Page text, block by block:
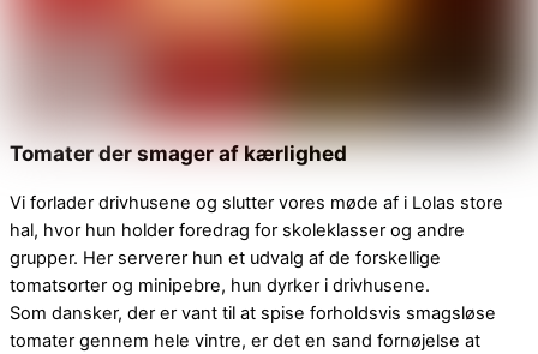
Tomater der smager af kærlighed
Vi forlader drivhusene og slutter vores møde af i Lolas store
hal, hvor hun holder foredrag for skoleklasser og andre
grupper. Her serverer hun et udvalg af de forskellige
tomatsorter og minipebre, hun dyrker i drivhusene.
Som dansker, der er vant til at spise forholdsvis smagsløse
tomater gennem hele vintre, er det en sand fornøjelse at